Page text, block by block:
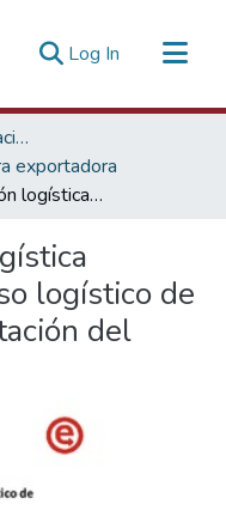
Log In (current)
Promoción de las Exportaciones
exportadora
Módulo 7: Gestión logística internacional - Proceso logístico de exportación - presentación del curso (vídeo)
logístico de
del